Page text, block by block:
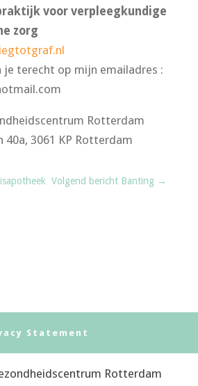
voor verpleegkundige
zorg
je terecht op mijn emailadres :
Rotterdam
40a, 3061 KP Rotterdam
Volgend bericht Banting →
Statement
Rotterdam